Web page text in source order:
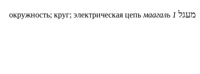
окружность; круг; электрическая цепь маагаль 1 מעגל